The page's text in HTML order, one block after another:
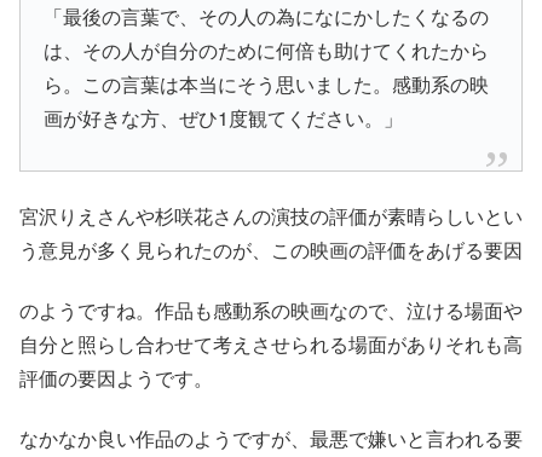
「最後の言葉で、その人の為になにかしたくなるの
は、その人が自分のために何倍も助けてくれたから
ら。この言葉は本当にそう思いました。感動系の映
画が好きな方、ぜひ1度観てください。」
宮沢りえさんや杉咲花さんの演技の評価が素晴らしいとい
う意見が多く見られたのが、この映画の評価をあげる要因
のようですね。作品も感動系の映画なので、泣ける場面や
自分と照らし合わせて考えさせられる場面がありそれも高
評価の要因ようです。
なかなか良い作品のようですが、 最悪で嫌いと言われる要